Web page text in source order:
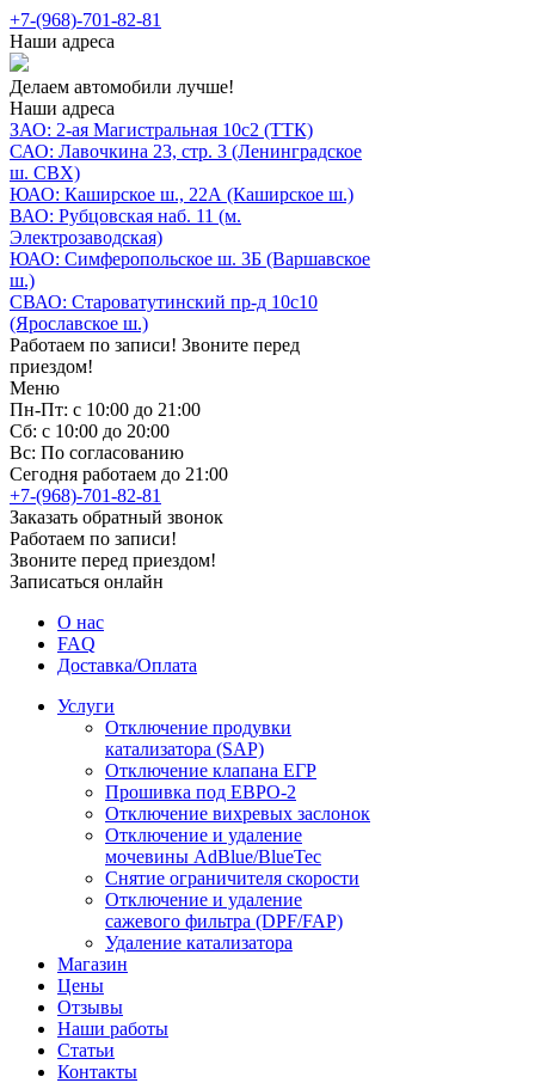
+7-(968)-701-82-81
Наши адреса
Делаем автомобили лучше!
Наши адреса
ЗАО: 2-ая Магистральная 10с2 (ТТК)
САО: Лавочкина 23, стр. 3 (Ленинградское
ш. СВХ)
ЮАО: Каширское ш., 22А (Каширское ш.)
ВАО: Рубцовская наб. 11 (м.
Электрозаводская)
ЮАО: Симферопольское ш. 3Б (Варшавское
ш.)
СВАО: Староватутинский пр-д 10с10
(Ярославское ш.)
Работаем по записи! Звоните перед
приездом!
Меню
Пн-Пт: с 10:00 до 21:00
Сб: с 10:00 до 20:00
Вс: По согласованию
Сегодня работаем до 21:00
+7-(968)-701-82-81
Заказать обратный звонок
Работаем по записи!
Звоните перед приездом!
Записаться онлайн
О нас
FAQ
Доставка/Оплата
Услуги
Отключение продувки
катализатора (SAP)
Отключение клапана ЕГР
Прошивка под ЕВРО-2
Отключение вихревых заслонок
Отключение и удаление
мочевины AdBlue/BlueTec
Снятие ограничителя скорости
Отключение и удаление
сажевого фильтра (DPF/FAP)
Удаление катализатора
Магазин
Цены
Отзывы
Наши работы
Статьи
Контакты